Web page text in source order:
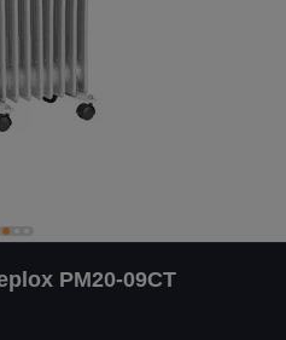
РМ20-09СТ